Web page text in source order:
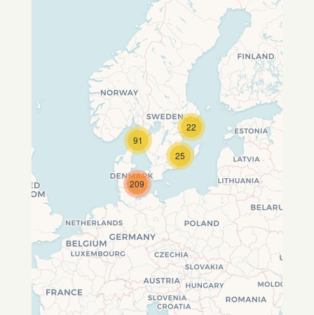
Travelers' Map wird geladen …
Wenn du dies siehst, nachdem
deine Seite vollständig geladen
wurde, fehlen leafletJS-Dateien.
22
25
209
91